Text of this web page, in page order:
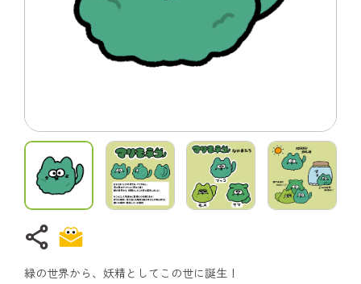
share
緑の世界から、妖精としてこの世に誕生！